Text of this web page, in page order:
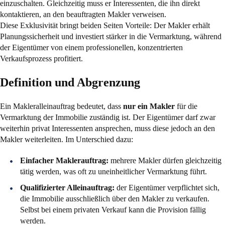
einzuschalten. Gleichzeitig muss er Interessenten, die ihn direkt
kontaktieren, an den beauftragten Makler verweisen.
Diese Exklusivität bringt beiden Seiten Vorteile: Der Makler erhält
Planungssicherheit und investiert stärker in die Vermarktung, während
der Eigentümer von einem professionellen, konzentrierten
Verkaufsprozess profitiert.
Definition und Abgrenzung
Ein Makleralleinauftrag bedeutet, dass nur ein Makler für die
Vermarktung der Immobilie zuständig ist. Der Eigentümer darf zwar
weiterhin privat Interessenten ansprechen, muss diese jedoch an den
Makler weiterleiten. Im Unterschied dazu:
Einfacher Maklerauftrag: mehrere Makler dürfen gleichzeitig
tätig werden, was oft zu uneinheitlicher Vermarktung führt.
Qualifizierter Alleinauftrag: der Eigentümer verpflichtet sich,
die Immobilie ausschließlich über den Makler zu verkaufen.
Selbst bei einem privaten Verkauf kann die Provision fällig
werden.